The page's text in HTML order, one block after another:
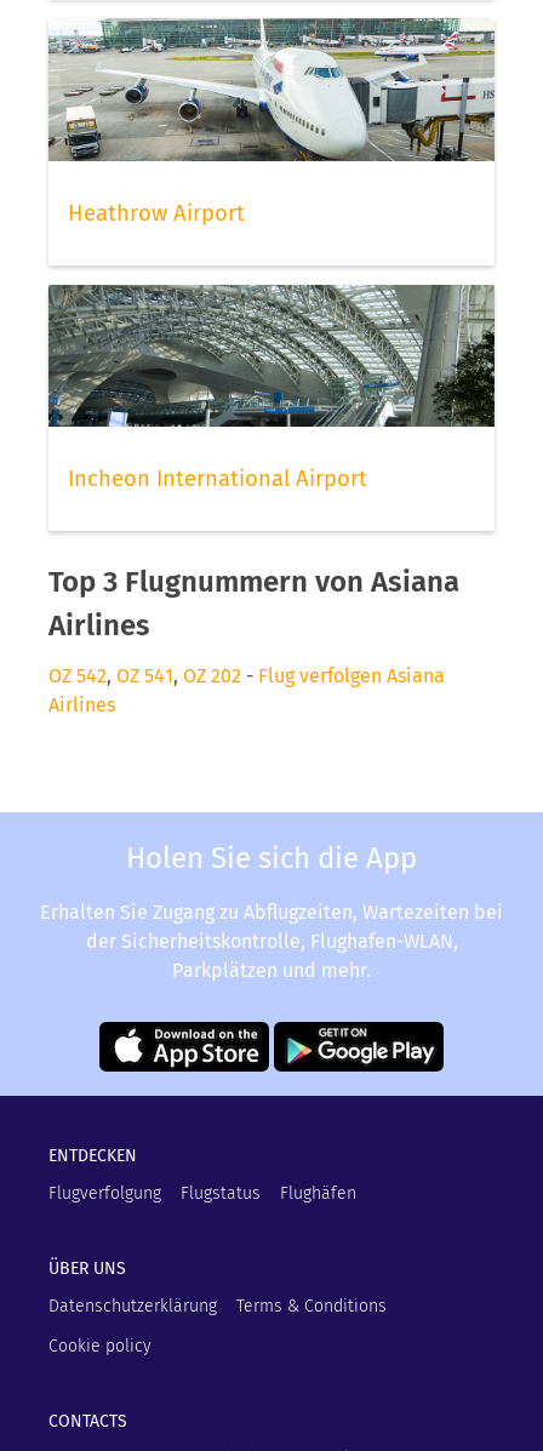
Heathrow Airport
Incheon International Airport
Top 3 Flugnummern von Asiana
Airlines
OZ 542, OZ 541, OZ 202 - Flug verfolgen Asiana
Airlines
Holen Sie sich die App
Erhalten Sie Zugang zu Abflugzeiten, Wartezeiten bei
der Sicherheitskontrolle, Flughafen-WLAN,
Parkplätzen und mehr.
ENTDECKEN
Flugverfolgung
Flugstatus Flughäfen
ÜBER UNS
Datenschutzerklärung
Terms & Conditions
Cookie policy
CONTACTS